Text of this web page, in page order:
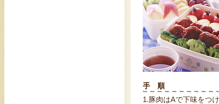
手 順
1.豚肉はAで下味をつ